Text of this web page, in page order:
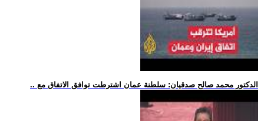
.. الدكتور محمد صالح صدقيان: سلطنة عمان اشترطت توافق الاتفاق مع